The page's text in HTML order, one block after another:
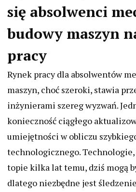
się absolwenci
budowy maszyn
pracy
Rynek pracy dla absolwentów
maszyn, choć szeroki, stawia
inżynierami szereg wyzwań.
konieczność ciągłego
umiejętności w obliczu
technologicznego. Technologie,
topie kilka lat temu, dziś mogą
dlatego niezbędne jest